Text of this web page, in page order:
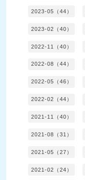
2023-05（44）
2023-02（40）
2022-11（40）
2022-08（44）
2022-05（46）
2022-02（44）
2021-11（40）
2021-08（31）
2021-05（27）
2021-02（24）